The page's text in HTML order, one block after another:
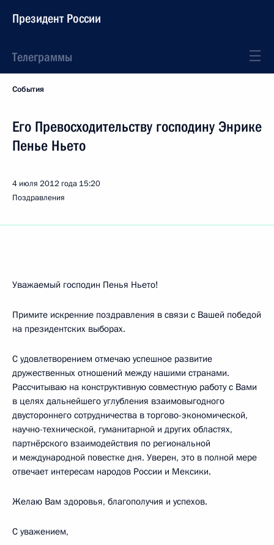
Президент России
Телеграммы
События
Его Превосходительству господину Энрике
Пенье Ньето
4 июля 2012 года 15:20
Поздравления
Уважаемый господин Пенья Ньето!
Примите искренние поздравления в связи с Вашей победой
на президентских выборах.
С удовлетворением отмечаю успешное развитие
дружественных отношений между нашими странами.
Рассчитываю на конструктивную совместную работу с Вами
в целях дальнейшего углубления взаимовыгодного
двустороннего сотрудничества в торгово-экономической,
научно-технической, гуманитарной и других областях,
партнёрского взаимодействия по региональной
и международной повестке дня. Уверен, это в полной мере
отвечает интересам народов России и Мексики.
Желаю Вам здоровья, благополучия и успехов.
С уважением,